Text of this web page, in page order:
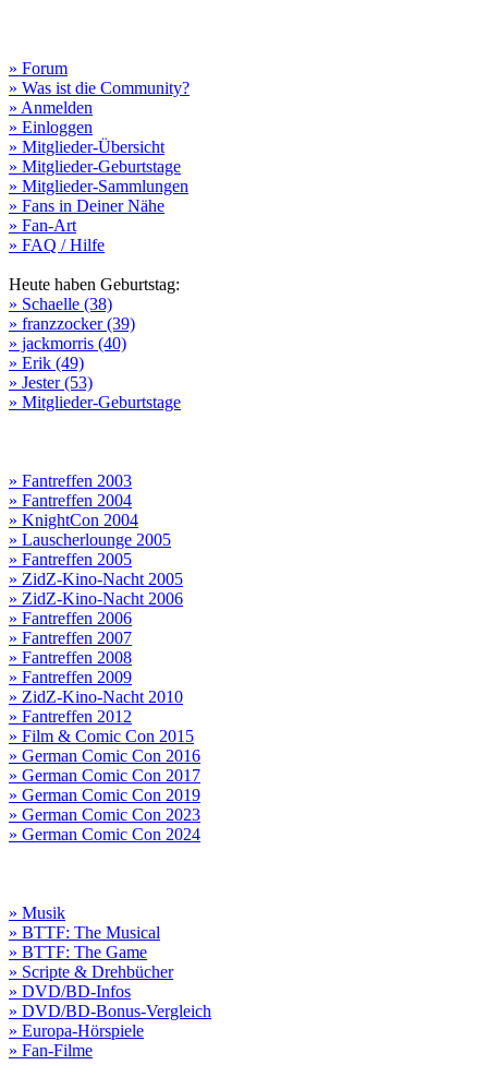
» Forum
» Was ist die Community?
» Anmelden
» Einloggen
» Mitglieder-Übersicht
» Mitglieder-Geburtstage
» Mitglieder-Sammlungen
» Fans in Deiner Nähe
» Fan-Art
» FAQ / Hilfe
Heute haben Geburtstag:
» Schaelle (38)
» franzzocker (39)
» jackmorris (40)
» Erik (49)
» Jester (53)
» Mitglieder-Geburtstage
» Fantreffen 2003
» Fantreffen 2004
» KnightCon 2004
» Lauscherlounge 2005
» Fantreffen 2005
» ZidZ-Kino-Nacht 2005
» ZidZ-Kino-Nacht 2006
» Fantreffen 2006
» Fantreffen 2007
» Fantreffen 2008
» Fantreffen 2009
» ZidZ-Kino-Nacht 2010
» Fantreffen 2012
» Film & Comic Con 2015
» German Comic Con 2016
» German Comic Con 2017
» German Comic Con 2019
» German Comic Con 2023
» German Comic Con 2024
» Musik
» BTTF: The Musical
» BTTF: The Game
» Scripte & Drehbücher
» DVD/BD-Infos
» DVD/BD-Bonus-Vergleich
» Europa-Hörspiele
» Fan-Filme